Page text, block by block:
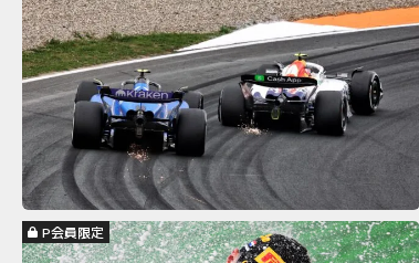
P会員限定